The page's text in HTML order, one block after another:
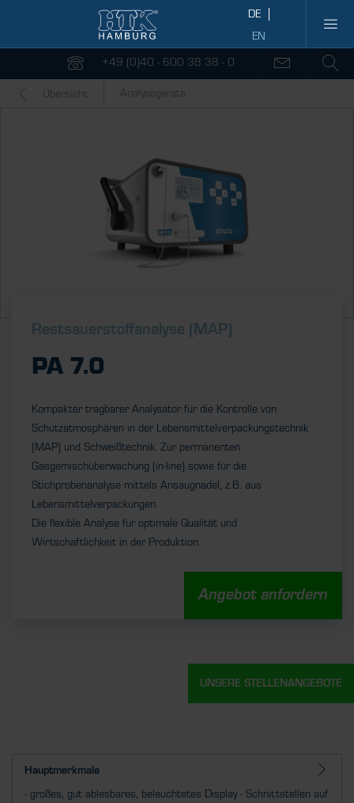
+49 (0)40 - 600 38 38 - 0
Übersicht Analysegeräte
Restsauerstoff­analyse (MAP)
PA 7.0
Kompakter tragbarer Analysator für die Kontrolle von
Schutzatmosphären in der Lebensmittelverpackungstechnik
(MAP) und Schweißtechnik. Zur permanenten
Gasgemischüberwachung (in-line) sowie für die
Stichprobenanalyse mittels Ansaugnadel, z.B. aus
Lebensmittelverpackungen.
Die flexible Analyse für optimale Qualität und
Wirtschaftlichkeit in der Produktion.
Angebot anfordern
Hauptmerkmale
- großes, gut ablesbares, beleuchtetes Display - Schnittstellen auf
UNSERE STELLENANGEBOTE